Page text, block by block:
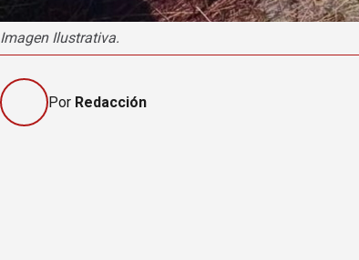
Imagen Ilustrativa.
Por Redacción